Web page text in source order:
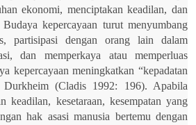
ekonomi, menciptakan keadilan, dan
Budaya kepercayaan turut menyumbang
partisipasi dengan orang lain dalam
dan memperkaya atau memperluas
kepercayaan meningkatkan “kepadatan
(Cladis 1992: 196). Apabila
keadilan, kesetaraan, kesempatan yang
hak asasi manusia bertemu dengan